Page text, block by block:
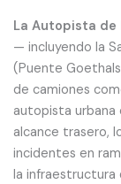
La Autopista de
— incluyendo la
(Puente
de camiones
autopista urbana
alcance trasero,
incidentes en
la infraestructura